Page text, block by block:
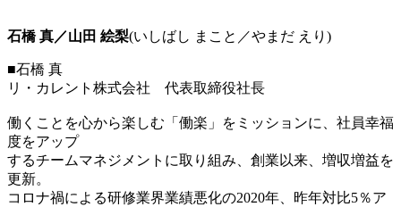
石橋 真／山田 絵梨(いしばし まこと／やまだ えり)
■石橋 真
リ・カレント株式会社 代表取締役社長
働くことを心から楽しむ「働楽」をミッションに、社員幸福
度をアップ
するチームマネジメントに取り組み、創業以来、増収増益を
更新。
コロナ禍による研修業界業績悪化の2020年、昨年対比5％ア